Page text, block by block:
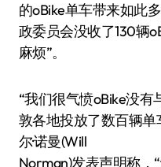
的oBike单车带来如此
政委员会没收了130辆
麻烦”。
“我们很气愤oBike没
敦各地投放了数百辆
尔·诺曼(Will
Norman)发表声明称，